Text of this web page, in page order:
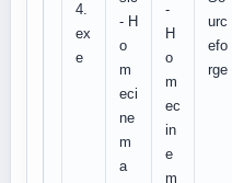
4.
ex
e
- H
o
m
eci
ne
m
a
-
H
o
m
ec
in
e
m
urc
efo
rge